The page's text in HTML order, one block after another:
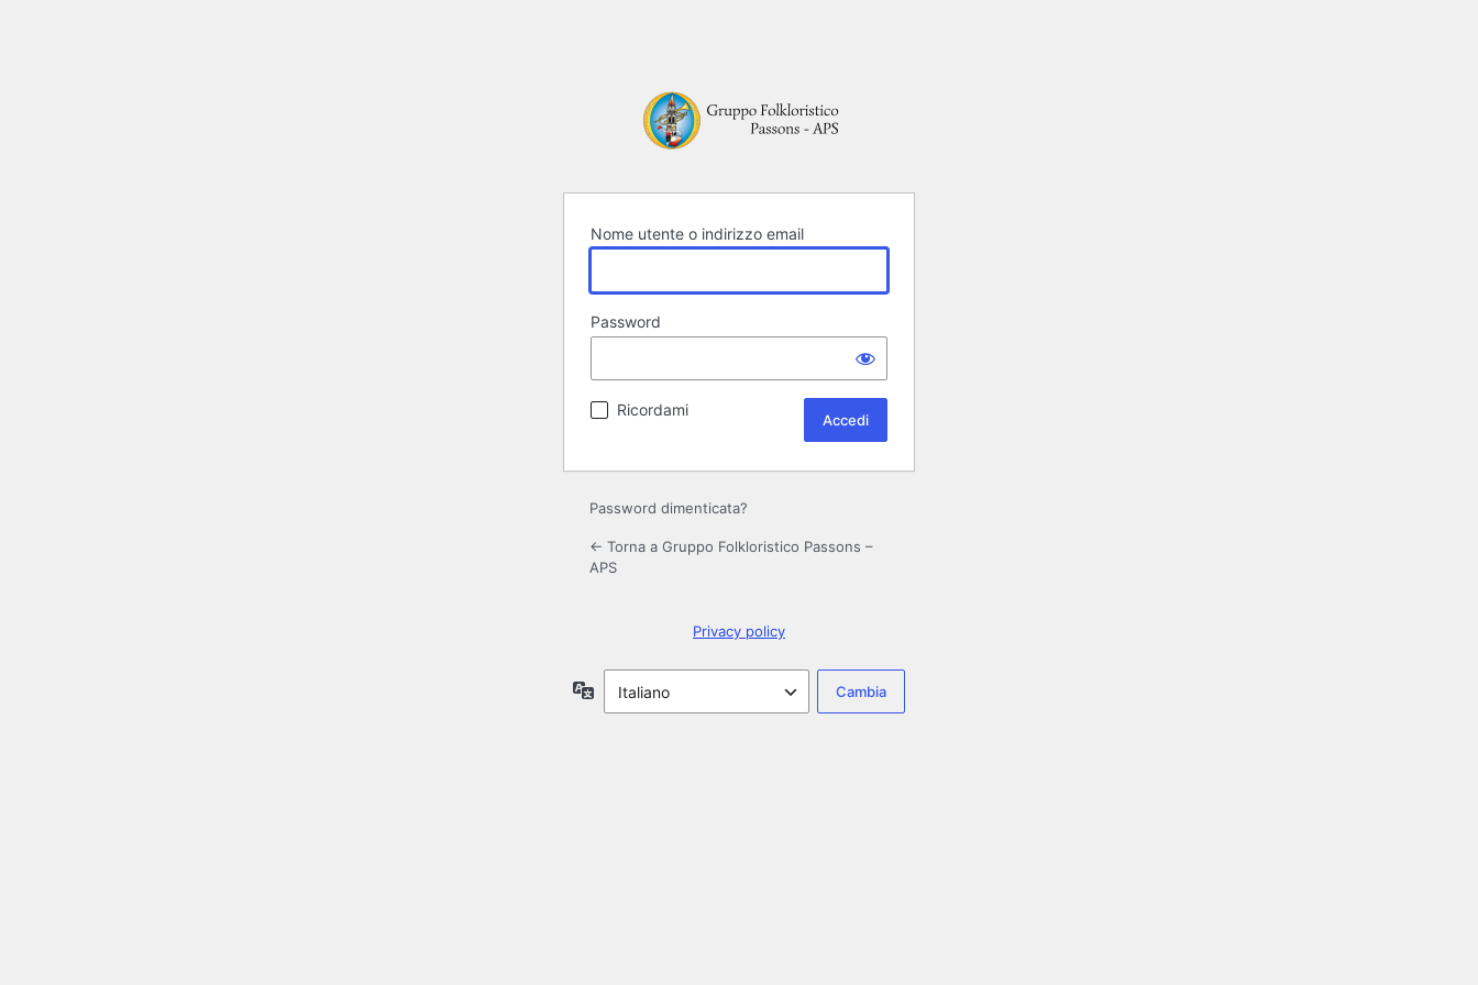
Nome utente o indirizzo email
Password
Ricordami
Password dimenticata?
← Torna a Gruppo Folkloristico Passons –
APS
Privacy policy
Lingua